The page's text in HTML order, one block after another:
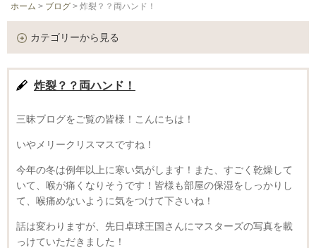
ホーム > ブログ > 炸裂？？両ハンド！
カテゴリーから見る
炸裂？？両ハンド！
三昧ブログをご覧の皆様！こんにちは！
いやメリークリスマスですね！
今年の冬は例年以上に寒い気がします！また、すごく乾燥して
いて、喉が痛くなりそうです！皆様も部屋の保湿をしっかりし
て、喉痛めないように気をつけて下さいね！
話は変わりますが、先日卓球王国さんにマスターズの写真を載
っけていただきました！